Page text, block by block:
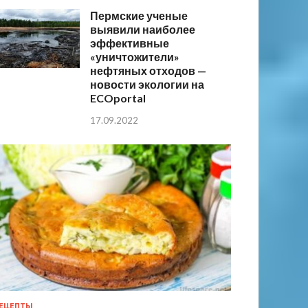
Пермские ученые
выявили наиболее
эффективные
«уничтожители»
нефтяных отходов —
новости экологии на
ECOportal
17.09.2022